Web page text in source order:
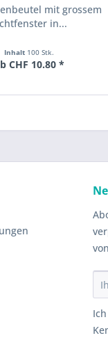
mit grossem
in...
Inhalt 100 Stk.
CHF 10.80 *